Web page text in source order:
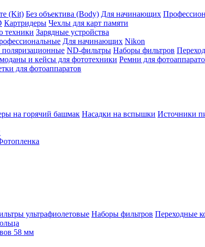
(Kit) Без объектива (Body) Для начинающих
Картридеры Чехлы для карт памяти
техники Зарядные устройства
Для начинающих Nikon
ND-фильтры Наборы фильтров
и кейсы для фототехники Ремни для
для фотоаппаратов
на горячий башмак Насадки на вспышки Источники
ультрафиолетовые Наборы фильтров Переходные
58 мм